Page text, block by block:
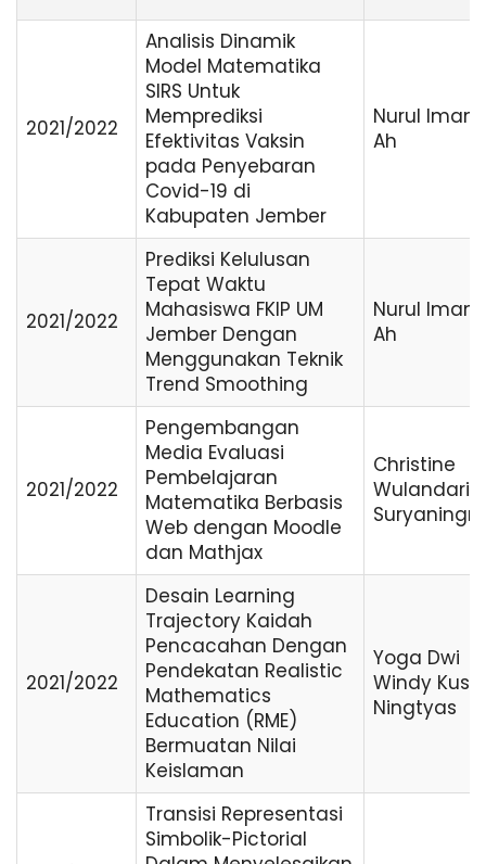
2021/2022
Analisis Dinamik
Model Matematika
SIRS Untuk
Memprediksi
Efektivitas Vaksin
pada Penyebaran
Covid-19 di
Kabupaten Jember
Nurul
Ah
2021/2022
Prediksi Kelulusan
Tepat Waktu
Mahasiswa FKIP UM
Jember Dengan
Menggunakan Teknik
Trend Smoothing
Nurul
Ah
2021/2022
Pengembangan
Media Evaluasi
Pembelajaran
Matematika Berbasis
Web dengan Moodle
dan Mathjax
Christine
Wulandari
2021/2022
Desain Learning
Trajectory Kaidah
Pencacahan Dengan
Pendekatan Realistic
Mathematics
Education (RME)
Bermuatan Nilai
Keislaman
Yoga Dwi
Windy
Ningtyas
Transisi Representasi
Simbolik-Pictorial